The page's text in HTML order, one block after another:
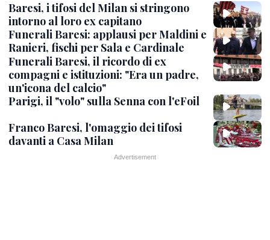
Baresi, i tifosi del Milan si stringono
intorno al loro ex capitano
Funerali Baresi: applausi per Maldini e
Ranieri, fischi per Sala e Cardinale
Funerali Baresi, il ricordo di ex
compagni e istituzioni: "Era un padre,
un'icona del calcio"
Parigi, il "volo" sulla Senna con l'eFoil
Franco Baresi, l'omaggio dei tifosi
davanti a Casa Milan